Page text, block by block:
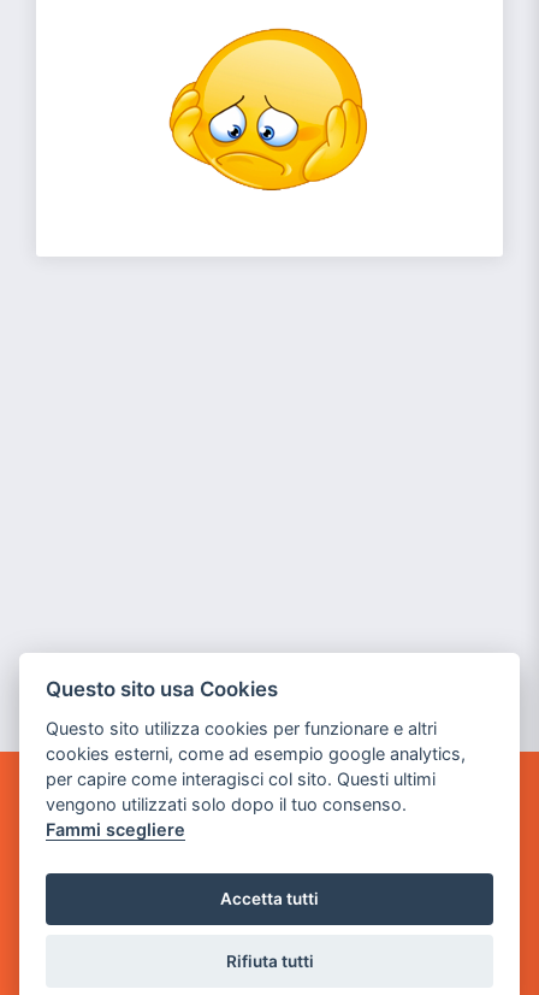
GAME WARP
BY POWER GAME SRL
via Villaggio dei Platani, 3
Questo sito usa Cookies
Questo sito utilizza cookies per funzionare e altri
cookies esterni, come ad esempio google analytics,
per capire come interagisci col sito. Questi ultimi
vengono utilizzati solo dopo il tuo consenso.
Fammi scegliere
Accetta tutti
Rifiuta tutti